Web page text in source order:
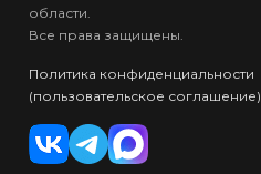
области.
Все права защищены.
Политика конфиденциальности
(пользовательское соглашение)